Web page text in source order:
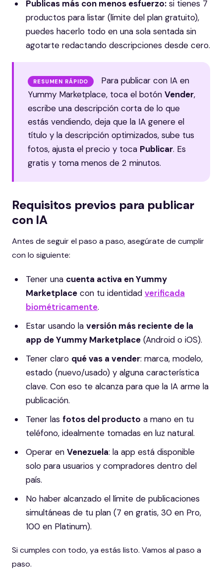
Publicas más con menos esfuerzo: si tienes 7
productos para listar (límite del plan gratuito),
puedes hacerlo todo en una sola sentada sin
agotarte redactando descripciones desde cero.
RESUMEN RÁPIDO
Para publicar con IA en
Yummy Marketplace, toca el botón Vender,
escribe una descripción corta de lo que
estás vendiendo, deja que la IA genere el
título y la descripción optimizados, sube tus
fotos, ajusta el precio y toca Publicar. Es
gratis y toma menos de 2 minutos.
Requisitos previos para publicar
con IA
Antes de seguir el paso a paso, asegúrate de cumplir
con lo siguiente:
Tener una cuenta activa en Yummy
Marketplace con tu identidad verificada
biométricamente.
Estar usando la versión más reciente de la
app de Yummy Marketplace (Android o iOS).
Tener claro qué vas a vender: marca, modelo,
estado (nuevo/usado) y alguna característica
clave. Con eso te alcanza para que la IA arme la
publicación.
Tener las fotos del producto a mano en tu
teléfono, idealmente tomadas en luz natural.
Operar en Venezuela: la app está disponible
solo para usuarios y compradores dentro del
país.
No haber alcanzado el límite de publicaciones
simultáneas de tu plan (7 en gratis, 30 en Pro,
100 en Platinum).
Si cumples con todo, ya estás listo. Vamos al paso a
paso.